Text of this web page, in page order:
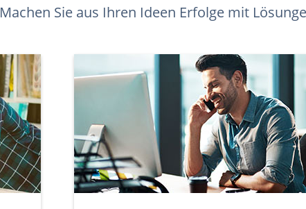
Machen Sie aus Ihren Ideen Erfolge mit